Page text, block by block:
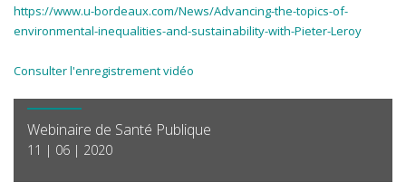
https://www.u-bordeaux.com/News/Advancing-the-topics-of-
environmental-inequalities-and-sustainability-with-Pieter-Leroy
Consulter l'enregistrement vidéo
Webinaire de Santé Publique
11 | 06 | 2020